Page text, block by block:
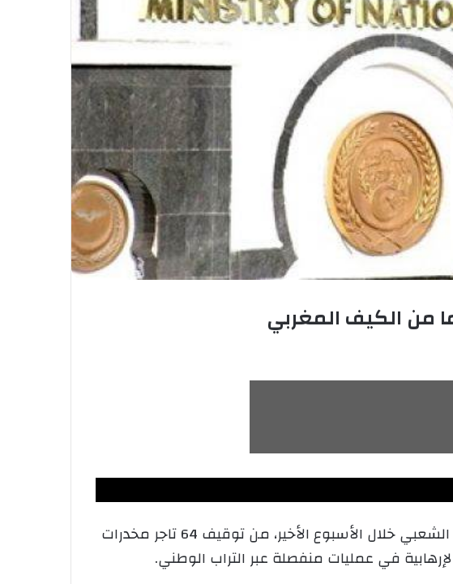
أوضحت حصيلة لوزارة الدفاع الوطني عن تمكّن وحدات ومفارز مشتركة للجيش الوطني الشعبي خلال الأسبوع الأخير، من توقيف 64 تاجر مخدرات